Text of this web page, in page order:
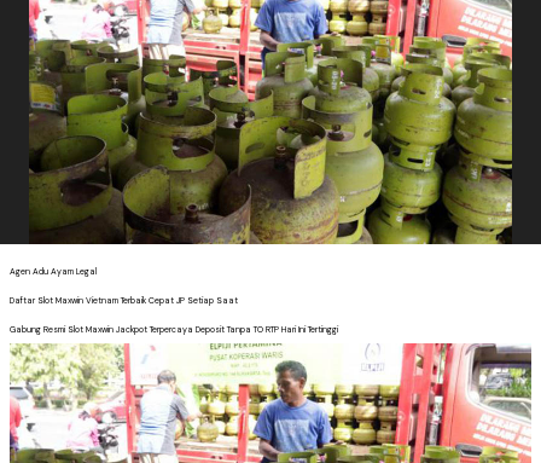
Agen Adu Ayam Legal
Daftar Slot Maxwin Vietnam Terbaik Cepat JP Setiap Saat
Gabung Resmi Slot Maxwin Jackpot Terpercaya Deposit Tanpa TO RTP Hari Ini Tertinggi